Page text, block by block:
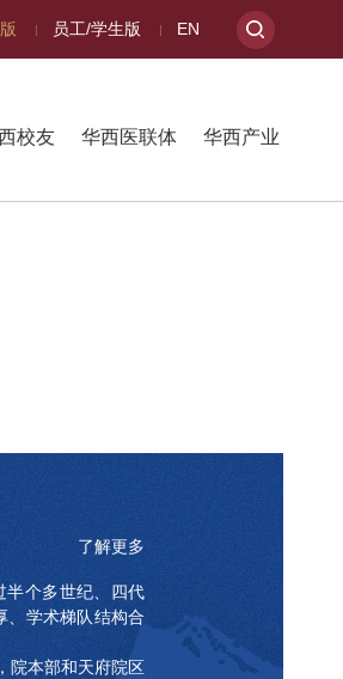
员工/学生版 EN
校友 华西医联体 华西产业
了解更多
个多世纪、四代
、学术梯队结构合
本部和天府院区